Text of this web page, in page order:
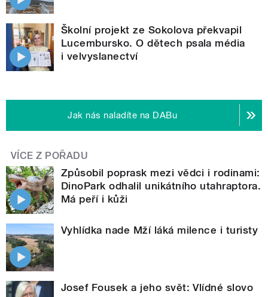
Školní projekt ze Sokolova překvapil
Lucembursko. O dětech psala média
i velvyslanectví
Jak nás naladíte na DABu
VÍCE Z POŘADU
Způsobil poprask mezi vědci i rodinami:
DinoPark odhalil unikátního utahraptora.
Má peří i kůži
Vyhlídka nade Mží láká milence i turisty
Josef Fousek a jeho svět: Vlídné slovo